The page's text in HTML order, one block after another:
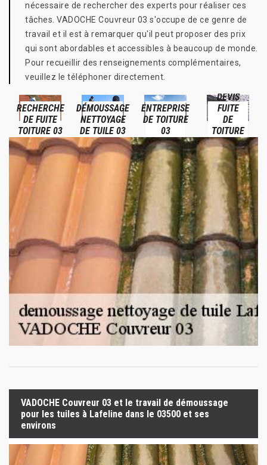
nécessaire de rechercher des experts pour réaliser ces
tâches. VADOCHE Couvreur 03 s'occupe de ce genre de
travail et il est à remarquer qu'il peut proposer des prix
qui sont abordables et accessibles à beaucoup de monde.
Pour recueillir des renseignements complémentaires,
veuillez le téléphoner directement.
RECHERCHE
DE FUITE
TOITURE 03
DÉMOUSSAGE
NETTOYAGE
DE TUILE 03
ENTREPRISE
DE TOITURE
03
DEVIS
FUITE
DE
TOITURE
03
VADOCHE Couvreur 03 et le travail de démoussage
pour les tuiles à Lafeline dans le 03500 et ses
environs